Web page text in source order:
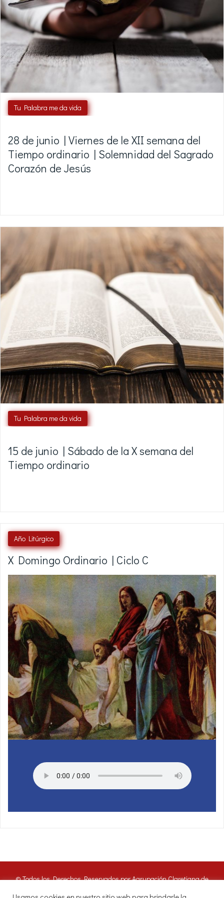
Tu Palabra me da vida
28 de junio | Viernes de le XII semana del
Tiempo ordinario | Solemnidad del Sagrado
Corazón de Jesús
Tu Palabra me da vida
15 de junio | Sábado de la X semana del
Tiempo ordinario
Año Litúrgico
X Domingo Ordinario | Ciclo C
© Todos los Derechos Reservados por Agrupación Claretiana de